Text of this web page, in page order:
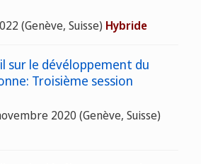
(Genève, Suisse) Hybride
sur le dévéloppement du
Troisième session
2020 (Genève, Suisse)